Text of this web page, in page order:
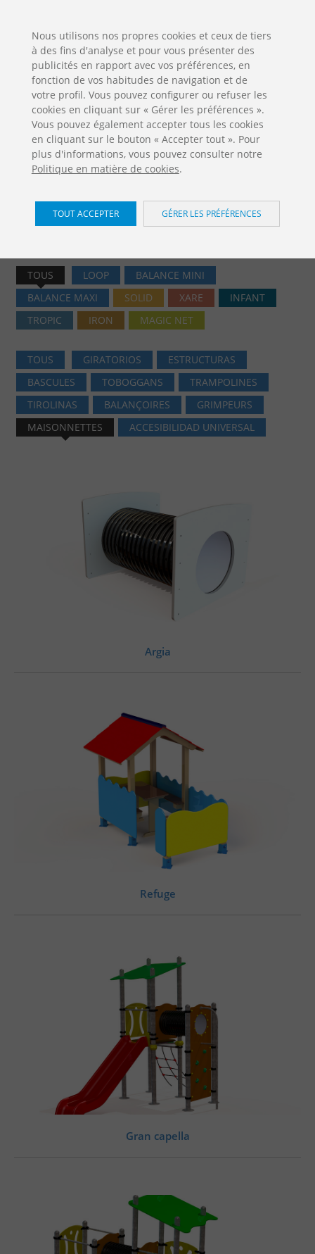
TÉLÉCHARGEMENTS
Jolas Catalogue
Aires de jeux /
TOUS LOOP
BALANCE MINI
BALANCE MAXI
SOLID XARE
INFANT
TROPIC
IRON MAGIC NET
TOUS GIRATORIOS
ESTRUCTURAS
BASCULES
TOBOGGANS
TRAMPOLINES
TIROLINAS
BALANÇOIRES
GRIMPEURS
MAISONNETTES
ACCESIBILIDAD UNIVERSAL
Argia
Refuge
Gran capella
Nous utilisons nos propres cookies et ceux de tiers
à des fins d'analyse et pour vous présenter des
publicités en rapport avec vos préférences, en
fonction de vos habitudes de navigation et de
votre profil. Vous pouvez configurer ou refuser les
cookies en cliquant sur « Gérer les préférences ».
Vous pouvez également accepter tous les cookies
en cliquant sur le bouton « Accepter tout ». Pour
plus d'informations, vous pouvez consulter notre
Politique en matière de cookies.
TOUT ACCEPTER GÉRER LES PRÉFÉRENCES